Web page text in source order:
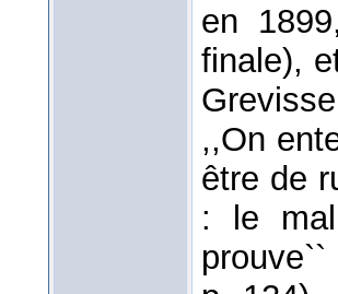
en
finale),
,,On
être de
: le
prouve``